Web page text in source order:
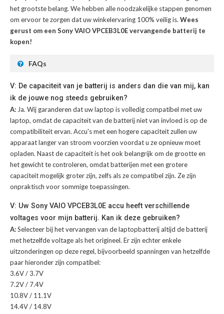
het grootste belang. We hebben alle noodzakelijke stappen genomen
om ervoor te zorgen dat uw winkelervaring 100% veilig is. Wees
gerust om een Sony VAIO VPCEB3L0E vervangende batterij te
kopen!
FAQs
V: De capaciteit van je batterij is anders dan die van mij, kan
ik de jouwe nog steeds gebruiken?
A: Ja. Wij garanderen dat uw laptop is volledig compatibel met uw
laptop, omdat de capaciteit van de batterij niet van invloed is op de
compatibiliteit ervan. Accu's met een hogere capaciteit zullen uw
apparaat langer van stroom voorzien voordat u ze opnieuw moet
opladen. Naast de capaciteit is het ook belangrijk om de grootte en
het gewicht te controleren, omdat batterijen met een grotere
capaciteit mogelijk groter zijn, zelfs als ze compatibel zijn. Ze zijn
onpraktisch voor sommige toepassingen.
V: Uw Sony VAIO VPCEB3L0E accu heeft verschillende
voltages voor mijn batterij. Kan ik deze gebruiken?
A:Selecteer bij het vervangen van de laptopbatterij altijd de batterij
met hetzelfde voltage als het origineel. Er zijn echter enkele
uitzonderingen op deze regel, bijvoorbeeld spanningen van hetzelfde
paar hieronder zijn compatibel:
3.6V / 3.7V
7.2V / 7.4V
10.8V / 11.1V
14.4V / 14.8V